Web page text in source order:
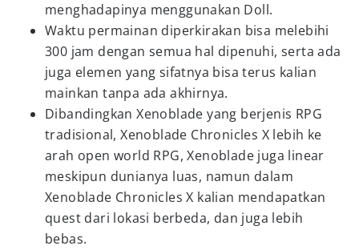
menghadapinya menggunakan Doll.
Waktu permainan diperkirakan bisa melebihi
300 jam dengan semua hal dipenuhi, serta ada
juga elemen yang sifatnya bisa terus kalian
mainkan tanpa ada akhirnya.
Dibandingkan Xenoblade yang berjenis RPG
tradisional, Xenoblade Chronicles X lebih ke
arah open world RPG, Xenoblade juga linear
meskipun dunianya luas, namun dalam
Xenoblade Chronicles X kalian mendapatkan
quest dari lokasi berbeda, dan juga lebih
bebas.